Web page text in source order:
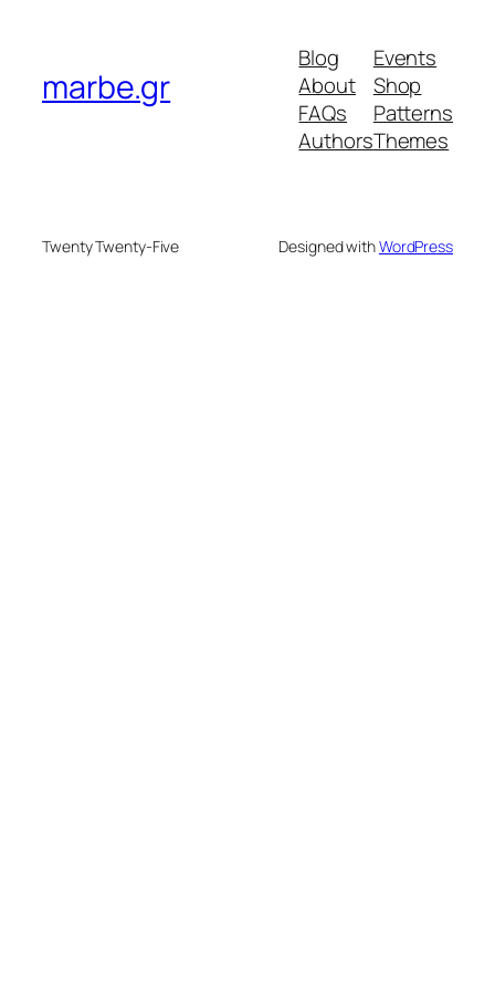
marbe.gr
Blog
About
FAQs
Authors
Events
Shop
Patterns
Themes
Twenty Twenty-Five Designed withWordPress